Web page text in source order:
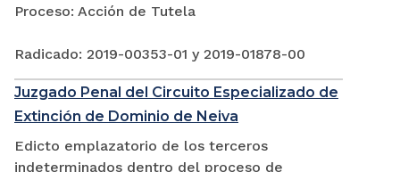
Proceso: Acción de Tutela
Radicado: 2019-00353-01 y 2019-01878-00
Juzgado Penal del Circuito Especializado de
Extinción de Dominio de Neiva
Edicto emplazatorio de los terceros
indeterminados dentro del proceso de